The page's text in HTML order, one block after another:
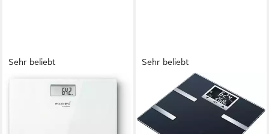
Sehr beliebt
Personenwaage PS-72E,
Sehr beliebt
Körper-Analyse-Waage BF
720 Messung von Körperfett,
Muskelanteil, Kalorienanzeige